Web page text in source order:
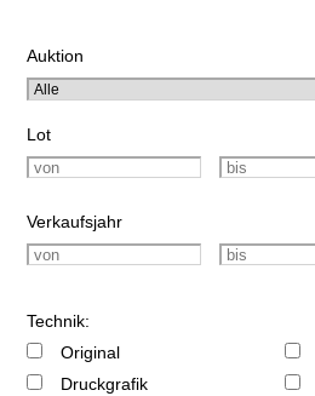
Auktion
Lot
Verkaufsjahr
Technik:
Original
Druckgrafik